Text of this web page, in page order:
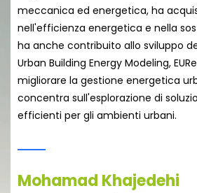
meccanica ed energetica, ha
nell'efficienza energetica e nella
ha anche contribuito allo sviluppo
Urban Building Energy Modeling,
migliorare la gestione energetica
concentra sull'esplorazione di
efficienti per gli ambienti urbani.
Mohamad Khajedehi